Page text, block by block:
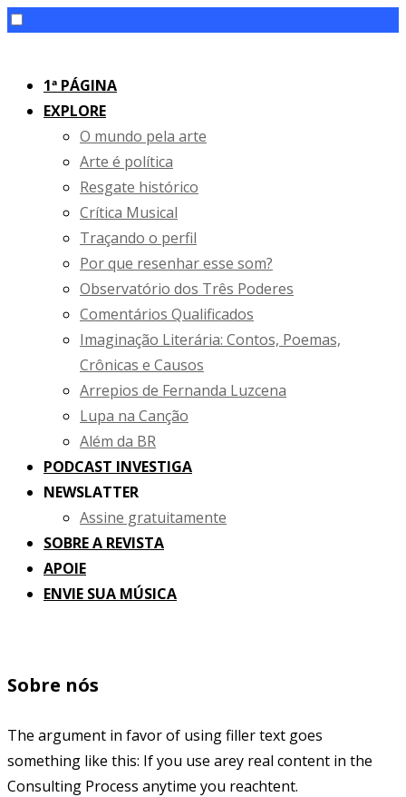
content1ª PÁGINA
EXPLORE
O mundo pela arte
Arte é política
Resgate histórico
Crítica Musical
Traçando o perfil
Por que resenhar esse som?
Observatório dos Três Poderes
Comentários Qualificados
Imaginação Literária: Contos, Poemas,
Crônicas e Causos
Arrepios de Fernanda Luzcena
Lupa na Canção
Além da BR
PODCAST INVESTIGA
NEWSLATTER
Assine gratuitamente
SOBRE A REVISTA
APOIE
ENVIE SUA MÚSICA
Sobre nós
The argument in favor of using filler text goes
something like this: If you use arey real content in the
Consulting Process anytime you reachtent.